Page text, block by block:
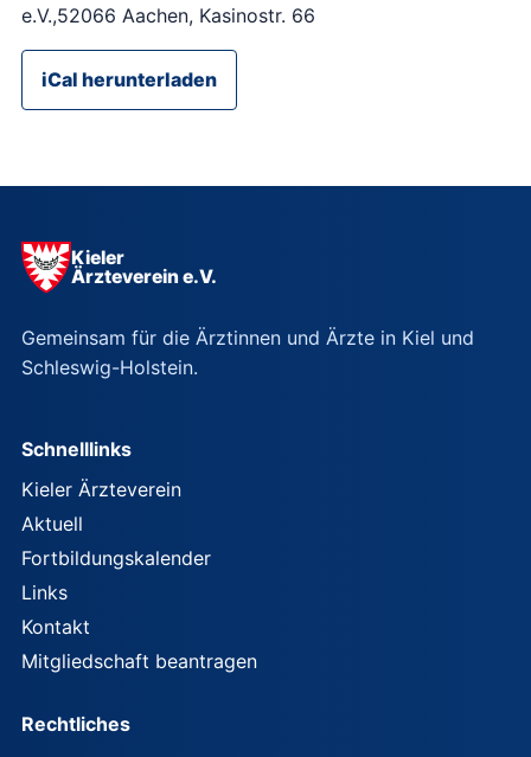
e.V.,52066 Aachen, Kasinostr. 66
iCal herunterladen
Kieler
Ärzteverein e.V.
Gemeinsam für die Ärztinnen und Ärzte in Kiel und
Schleswig-Holstein.
Schnelllinks
Kieler Ärzteverein
Aktuell
Fortbildungskalender
Links
Kontakt
Mitgliedschaft beantragen
Rechtliches